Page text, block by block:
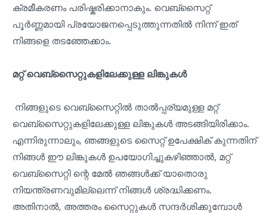
ക്രമീകരണം പരിഷ്കരിക്കാനാകും. വെബ്‌സൈറ്റ്
പൂർണ്ണമായി പ്രയോജനപ്പെടുത്തുന്നതിൽ നിന്ന് ഇത്
നിങ്ങളെ തടഞ്ഞേക്കാം.
മറ്റ് വെബ്‌സൈറ്റുകളിലേക്കുള്ള ലിങ്കുകൾ
നിങ്ങളുടെ വെബ്‌സൈറ്റിൽ‌ താൽ‌പ്പര്യമുള്ള മറ്റ്
വെബ്‌സൈറ്റുകളിലേക്കുള്ള ലിങ്കുകൾ‌ അടങ്ങിയിരിക്കാം.
എന്നിരുന്നാലും, ഞങ്ങളുടെ സൈറ്റ് ഉപേക്ഷിക് കുന്നതിന്
നിങ്ങൾ ഈ ലിങ്കുകൾ ഉപയോഗിച്ചുകഴിഞ്ഞാൽ, മറ്റ്
വെബ്‌സൈറ്റി ന്റെ മേൽ ഞങ്ങൾക്ക് യാതൊരു
നിയന്ത്രണവുമില്ലെന്ന് നിങ്ങൾ ശ്രദ്ധിക്കണം.
അതിനാൽ, അത്തരം സൈറ്റുകൾ സന്ദർശിക്കുമ്പോൾ